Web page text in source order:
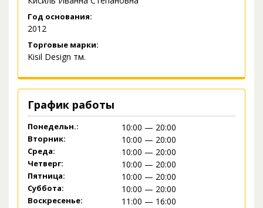
Год основания:
2012
Торговые марки:
Kisil Design тм.
График работы
Понедельн.: 10:00 — 20:00
Вторник: 10:00 — 20:00
Среда: 10:00 — 20:00
Четверг: 10:00 — 20:00
Пятница: 10:00 — 20:00
Суббота: 10:00 — 20:00
Воскресенье: 11:00 — 16:00